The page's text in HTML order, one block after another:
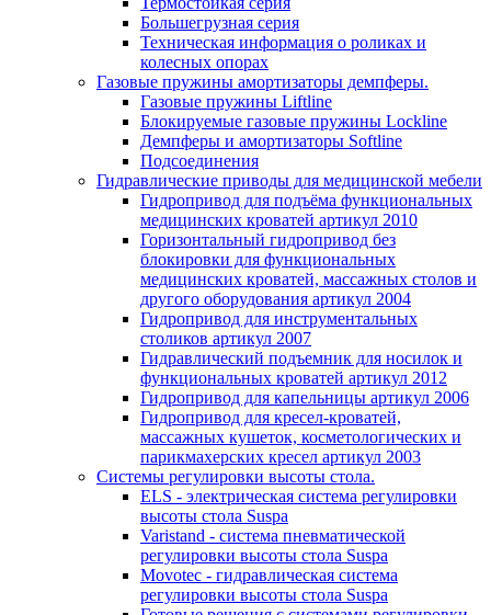
Большегрузная серия
Техническая информация о роликах и
колесных опорах
Газовые пружины амортизаторы демпферы.
Газовые пружины Liftline
Блокируемые газовые пружины Lockline
Демпферы и амортизаторы Softline
Подсоединения
Гидравлические приводы для медицинской мебели
Гидропривод для подъёма функциональных
медицинских кроватей артикул 2010
Горизонтальный гидропривод без
блокировки для функциональных
медицинских кроватей, массажных столов и
другого оборудования артикул 2004
Гидропривод для инструментальных
столиков артикул 2007
Гидравлический подъемник для носилок и
функциональных кроватей артикул 2012
Гидропривод для капельницы артикул 2006
Гидропривод для кресел-кроватей,
массажных кушеток, косметологических и
парикмахерских кресел артикул 2003
Системы регулировки высоты стола.
ELS - электрическая система регулировки
высоты стола Suspa
Varistand - система пневматической
регулировки высоты стола Suspa
Movotec - гидравлическая система
регулировки высоты стола Suspa